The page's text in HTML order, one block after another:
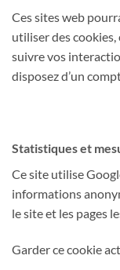
Ces sites web
utiliser des
suivre vos
disposez d’un
Statistiques et
Ce site utilise
informations
le site et les pages
Garder ce cookie